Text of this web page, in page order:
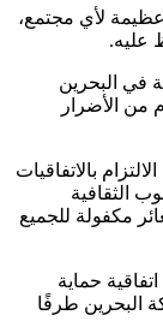
لأي مجتمع،
عليه.
في البحرين
من الأضرار
بالاتفاقيات
الثقافية
مكفولة للجميع
حماية
البحرين طرفًا